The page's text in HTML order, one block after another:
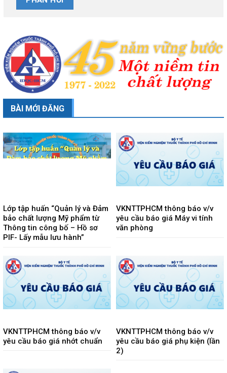
BÀI MỚI ĐĂNG
Lớp tập huấn “Quản lý và Đảm
bảo chất lượng Mỹ phẩm từ
Thông tin công bố – Hồ sơ
PIF- Lấy mẫu lưu hành”
VKNTTPHCM thông báo v/v
yêu cầu báo giá Máy vi tính
văn phòng
VKNTTPHCM thông báo v/v
yêu cầu báo giá nhớt chuẩn
VKNTTPHCM thông báo v/v
yêu cầu báo giá phụ kiện (lần
2)